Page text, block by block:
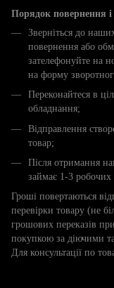
Порядок повернення і
Зверніться до
повернення або
зателефонуйте на
на форму
Переконайтеся в
обладнання;
Відправлення
товар;
Після отримання
займає 1-3 робочих
Гроші повертаються
перевірки товару (не
грошових переказів
покупкою за діючими
Для консультації по